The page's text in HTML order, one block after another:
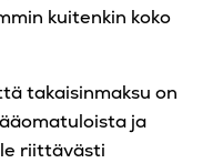
kuitenkin koko
takaisinmaksu on
ja
riittävästi